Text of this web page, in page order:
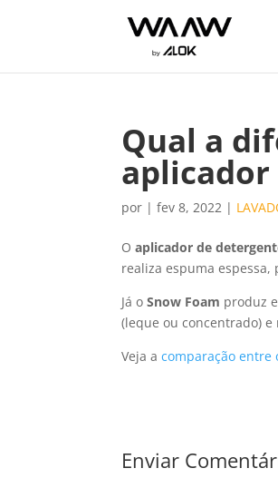
Qual a
aplicador
por |fev 8, 2022 |
Oaplicador de
realiza espuma
Já oSnow Foam produz
(leque ou concentrado)
Veja acomparação entre
Enviar